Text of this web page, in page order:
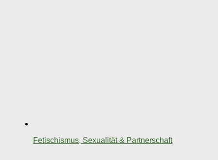
Fetischismus, Sexualität & Partnerschaft